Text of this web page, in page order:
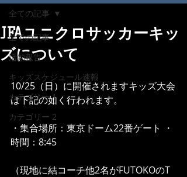
全ての記事
活動報告
キッズスケジュール速報
カテゴリー 1
カテゴリー 2
全ての記事
JFAユニクロサッカーキッ
ズについて
10/25（日）に開催されますキッズ大会
は下記の如く行われます。
・集合場所：東京ドーム22番ゲート ・
時間：8:45
（現地に結コーチ他2名がFUTOKOのT